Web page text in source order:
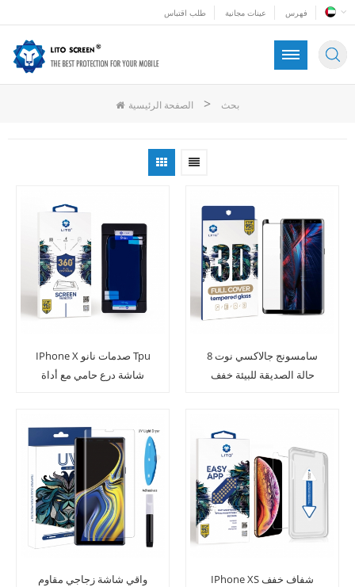
طلب اقتباس عينات مجانية فهرس
الصفحة الرئيسية > بحث
IPhone X صدمات نانو Tpu
شاشة درع حامي مع أداة
سامسونج جالاكسي نوت 8
حالة الصديقة للبيئة خفف
واقي شاشة زجاجي مقاوم
IPhone XS شفاف خفف